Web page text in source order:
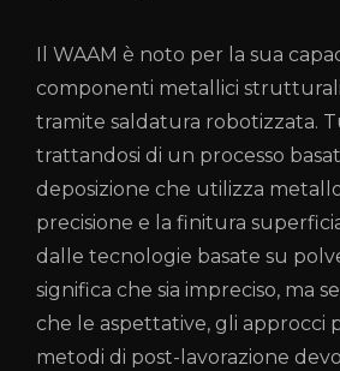
Il WAAM è noto per la sua
componenti metallici strutturali
tramite saldatura robotizzata.
trattandosi di un processo
deposizione che utilizza
precisione e la finitura
dalle tecnologie basate su
significa che sia impreciso, ma
che le aspettative, gli approcci
metodi di post-lavorazione